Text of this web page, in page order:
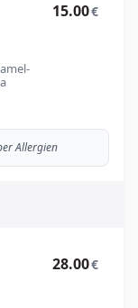
15.00€
Allergien
28.00€